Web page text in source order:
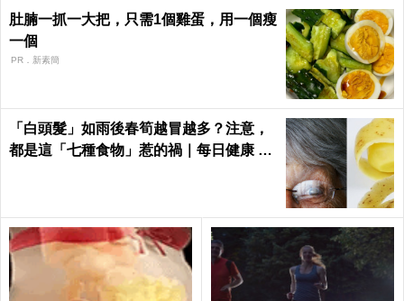
肚腩一抓一大把，只需1個雞蛋，用一個瘦
一個
PR．新素簡
「白頭髮」如雨後春筍越冒越多？注意，
都是這「七種食物」惹的禍｜每日健康 He